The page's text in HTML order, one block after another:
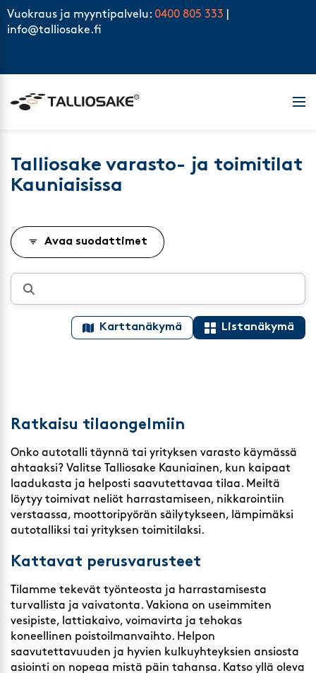
Skip to content
Vuokraus ja myyntipalvelu: 0400 805 333
info@talliosake.fi
Talliosake varasto- ja toimitilat
Kauniaisissa
Avaa suodattimet
Karttanäkymä Listanäkymä
Ratkaisu tilaongelmiin
Onko autotalli täynnä tai yrityksen varasto käymässä
ahtaaksi? Valitse Talliosake Kauniainen, kun kaipaat
laadukasta ja helposti saavutettavaa tilaa. Meiltä
löytyy toimivat neliöt harrastamiseen, nikkarointiin
verstaassa, moottoripyörän säilytykseen, lämpimäksi
autotalliksi tai yrityksen toimitilaksi.
Kattavat perusvarusteet
Tilamme tekevät työnteosta ja harrastamisesta
turvallista ja vaivatonta. Vakiona on useimmiten
vesipiste, lattiakaivo, voimavirta ja tehokas
koneellinen poistoilmanvaihto. Helpon
saavutettavuuden ja hyvien kulkuyhteyksien ansiosta
asiointi on nopeaa mistä päin tahansa. Katso yllä oleva